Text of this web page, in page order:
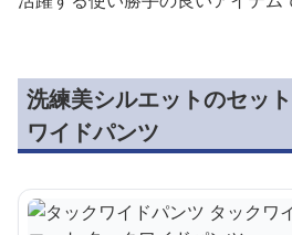
洗練美シルエットのセッ
ワイドパンツ